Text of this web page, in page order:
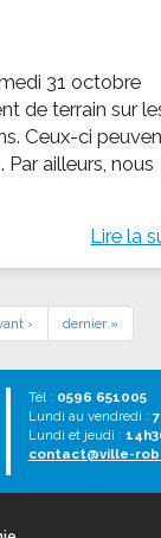
31 octobre
de terrain sur
Ceux-ci
ailleurs, nous
Lire la
› dernier »
Tél : 0596 651005
Lundi au vendredi :
Lundi et jeudi :
contact@ville-